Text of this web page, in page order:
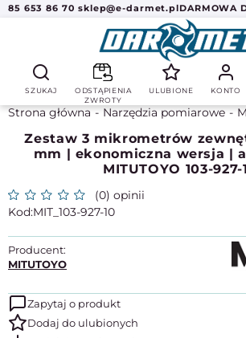
85 653 86 70 sklep@e-darmet.plDARMOWA
SZUKAJ
ODSTĄPIENIA
ZWROTY
ULUBIONE KONTO
Strona główna Narzędzia pomiarowe
Zestaw 3 mikrometrów
mm | ekonomiczna wersja |
MITUTOYO 103-927-
(0) opinii
MIT_103-927-10
Producent:
MITUTOYO
Zapytaj o produkt